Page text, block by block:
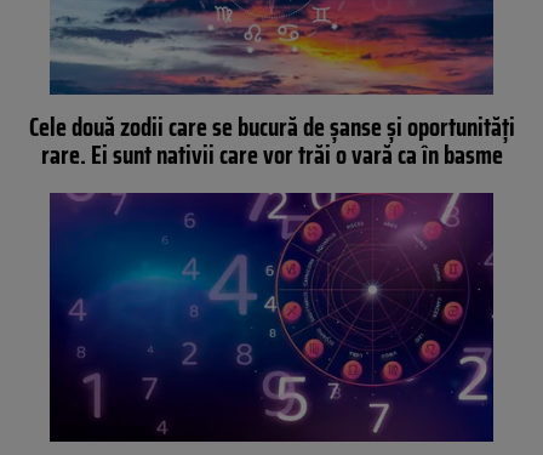
Cele două zodii care se bucură de șanse și oportunități
rare. Ei sunt nativii care vor trăi o vară ca în basme